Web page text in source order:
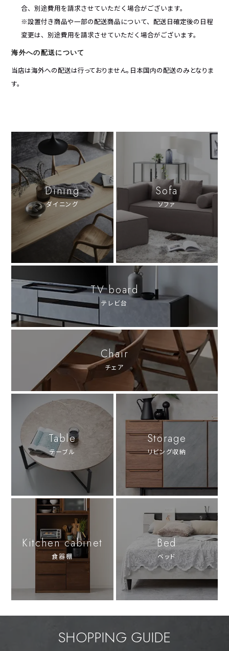
合、別途費用を請求させていただく場合がございます。
※設置付き商品や一部の配送商品について、配送日確定後の日程
変更は、別途費用を請求させていただく場合がございます。
海外への配送について
当店は海外への配送は行っておりません。日本国内の配送のみとなりま
す。
Dining
ダイニング
Sofa
ソファ
TV board
テレビ台
Chair
チェア
Table
テーブル
Storage
リビング収納
Kitchen cabinet
食器棚
Bed
ベッド
SHOPPING GUIDE